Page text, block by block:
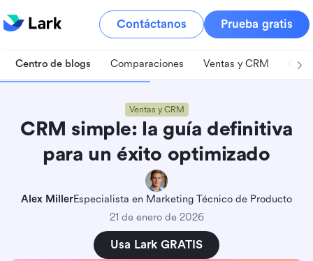
Contáctanos Prueba gratis
Centro de blogs Comparaciones Ventas y CRM
Ventas y CRM
CRM simple: la guía definitiva
para un éxito optimizado
Alex MillerEspecialista en Marketing Técnico de Producto
21 de enero de 2026
Usa Lark GRATIS